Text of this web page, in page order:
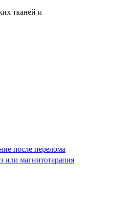
тканей и
после перелома
или магнитотерапия